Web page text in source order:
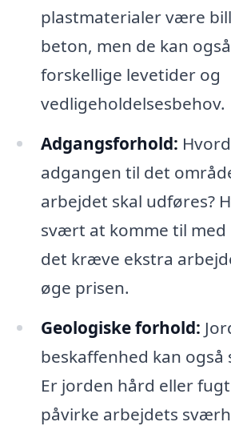
plastmaterialer være
beton, men de kan
forskellige levetider og
vedligeholdelsesbehov.
Adgangsforhold:
adgangen til det
arbejdet skal udføres?
svært at komme til med
det kræve ekstra
øge prisen.
Geologiske forhold:
beskaffenhed kan også
Er jorden hård eller
påvirke arbejdets